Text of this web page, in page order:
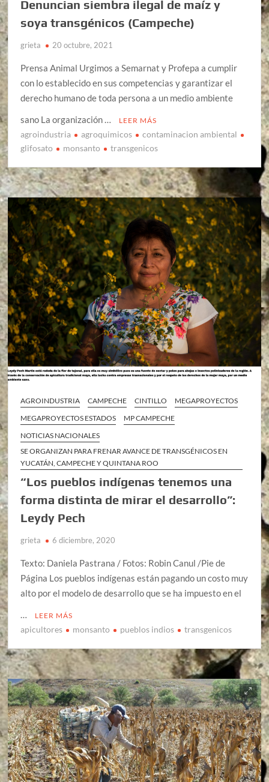
Denuncian siembra ilegal de maíz y
soya transgénicos (Campeche)
grieta 20 octubre, 2021
Prensa Animal Urgimos a Semarnat y Profepa a cumplir
con lo establecido en sus competencias y garantizar el
derecho humano de toda persona a un medio ambiente
sano La organización …
LEER MÁS
agroindustria agroquimicos
contaminacion ambiental
glifosato
monsanto transgenicos
AGROINDUSTRIA CAMPECHE CINTILLO
MEGAPROYECTOS
MEGAPROYECTOS ESTADOS
MP CAMPECHE
NOTICIAS NACIONALES
SE ORGANIZAN PARA FRENAR AVANCE DE TRANSGÉNICOS EN
YUCATÁN, CAMPECHE Y QUINTANA ROO
“Los pueblos indígenas tenemos una
forma distinta de mirar el desarrollo”:
Leydy Pech
grieta 6 diciembre, 2020
Texto: Daniela Pastrana / Fotos: Robin Canul /Pie de
Página Los pueblos indígenas están pagando un costo muy
alto por el modelo de desarrollo que se ha impuesto en el
…
LEER MÁS
apicultores monsanto pueblos indios transgenicos